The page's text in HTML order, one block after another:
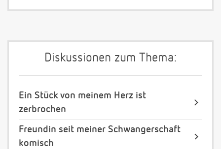
Diskussionen zum Thema:
Ein Stück von meinem Herz ist
zerbrochen
Freundin seit meiner Schwangerschaft
komisch